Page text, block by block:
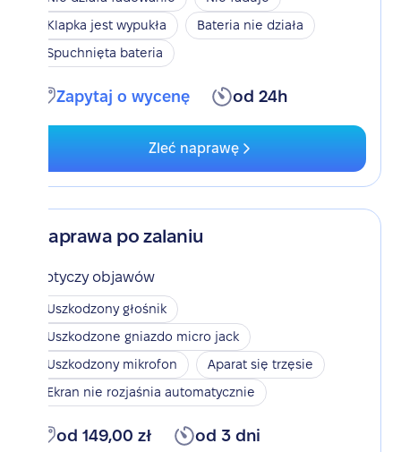
Klapka jest wypukła
Bateria nie działa
Spuchnięta bateria
Zapytaj o wycenę od 24h
Zleć naprawę
Naprawa po zalaniu
Dotyczy objawów
Uszkodzony głośnik
Uszkodzone gniazdo micro jack
Uszkodzony mikrofon
Aparat się trzęsie
Ekran nie rozjaśnia automatycznie
od 149,00 zł od 3 dni